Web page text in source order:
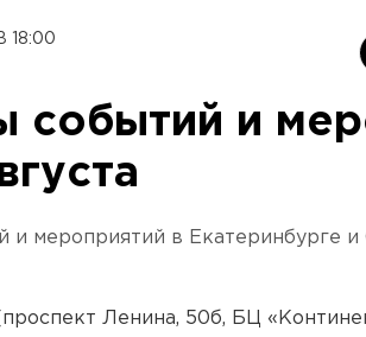
18:00
событий и
и мероприятий в Екатеринбурге и
Ленина, 50б, БЦ